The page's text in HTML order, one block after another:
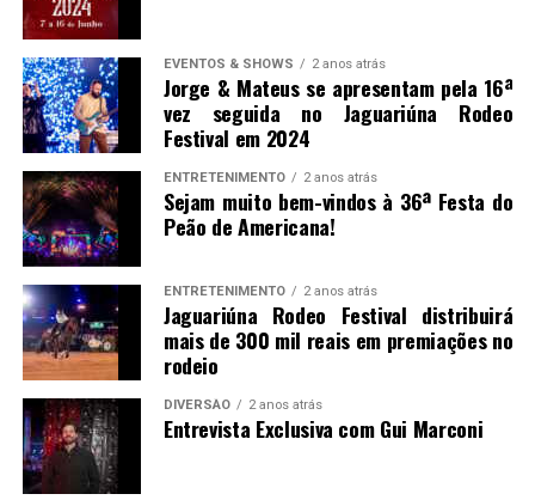
EVENTOS & SHOWS 2 anos atrás
Jorge & Mateus se apresentam pela 16ª
vez seguida no Jaguariúna Rodeo
Festival em 2024
ENTRETENIMENTO 2 anos atrás
Sejam muito bem-vindos à 36ª Festa do
Peão de Americana!
ENTRETENIMENTO 2 anos atrás
Jaguariúna Rodeo Festival distribuirá
mais de 300 mil reais em premiações no
rodeio
DIVERSÃO 2 anos atrás
Entrevista Exclusiva com Gui Marconi